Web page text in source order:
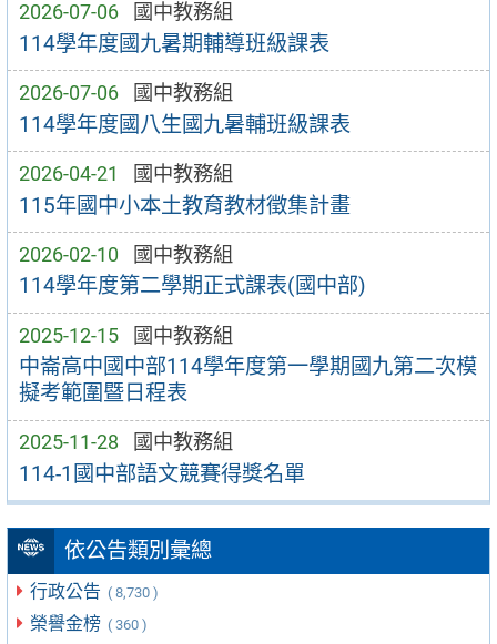
2026-07-06 國中教務組
114學年度國九暑期輔導班級課表
2026-07-06 國中教務組
114學年度國八生國九暑輔班級課表
2026-04-21 國中教務組
115年國中小本土教育教材徵集計畫
2026-02-10 國中教務組
114學年度第二學期正式課表(國中部)
2025-12-15 國中教務組
中崙高中國中部114學年度第一學期國九第二次模
擬考範圍暨日程表
2025-11-28 國中教務組
114-1國中部語文競賽得獎名單
依公告類別彙總
行政公告 ( 8,730 )
榮譽金榜 ( 360 )